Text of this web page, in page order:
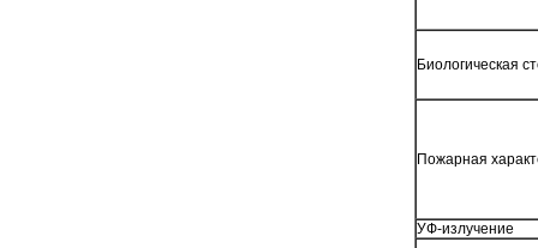
Биологическая
Пожарная
УФ-излучение